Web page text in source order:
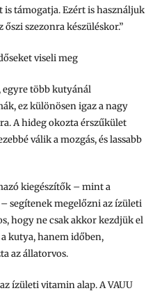
is támogatja. Ezért is használjuk
szezonra készüléskor.”
viseli meg
egyre több kutyánál
ez különösen igaz a nagy
A hideg okozta érszűkület
válik a mozgás, és lassabb
kiegészítők – mint a
segítenek megelőzni az ízületi
hogy ne csak akkor kezdjük el
kutya, hanem időben,
az állatorvos.
ízületi vitamin alap. A VAUU